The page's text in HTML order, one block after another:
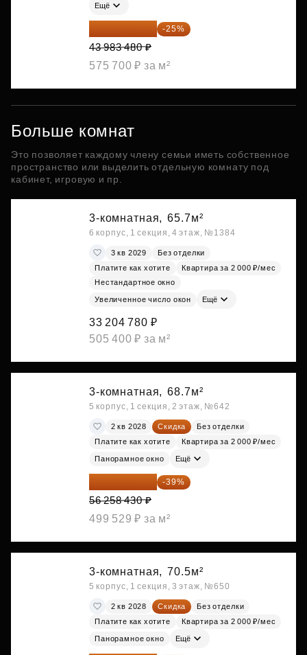
Ещё
32 987 610 ₽ -25%
43 983 480 ₽
575 700 ₽ за м²
Больше комнат
Это позволяет каждому члену семьи иметь собственное
пространство или выделить отдельную комнату под
кабинет, игровую и пр.
3-комнатная, 65.7м²
6 корпус, 1 секция, 4 этаж, №1384
3 кв 2029
Без отделки
Платите как хотите
Квартира за 2 000 ₽/мес
Нестандартное окно
Увеличенное число окон Ещё
33 204 780 ₽
505 400 ₽ за м²
3-комнатная, 68.7м²
5 корпус, 1 секция, 2 этаж, №642
2 кв 2028 Скидка
Без отделки
Платите как хотите
Квартира за 2 000 ₽/мес
Панорамное окно Ещё
34 317 642 ₽ -39%
56 258 430 ₽
499 529 ₽ за м²
3-комнатная, 70.5м²
5 корпус, 1 секция, 3 этаж, №650
2 кв 2028 Скидка
Без отделки
Платите как хотите
Квартира за 2 000 ₽/мес
Панорамное окно Ещё